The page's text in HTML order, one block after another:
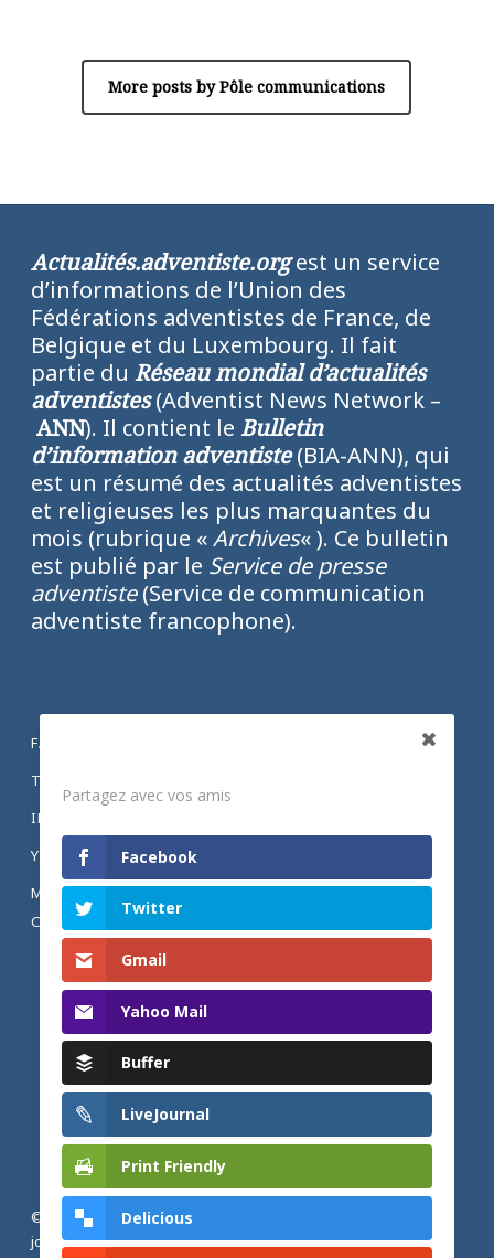
More posts by Pôle communications
Actualités.adventiste.orgest un service
d’informations de l’Union des
Fédérations adventistes de France, de
Belgique et du Luxembourg. Il fait
partie du Réseau mondial d’actualités
adventistes(Adventist News Network –
ANN). Il contient le Bulletin
d’information adventiste(BIA-ANN), qui
est un résumé des actualités adventistes
et religieuses les plus marquantes du
mois (rubrique «Archives« ). Ce bulletin
est publié par le Service de presse
adventiste(Service de communication
adventiste francophone).
FACEBOOK
TWITTER
INSTAGRAM
YOUTUBE
MENTIONS LÉGALES ET POLITIQUE DE
CONFIDENTIALITÉ
© 2026 Actualités adventistes. Église adventiste du septième
jour de France métropolitaine, de Belgique et du Luxembourg.
Partagez avec vos amis
Facebook
Twitter
Gmail
Yahoo Mail
Buffer
LiveJournal
Print Friendly
Delicious